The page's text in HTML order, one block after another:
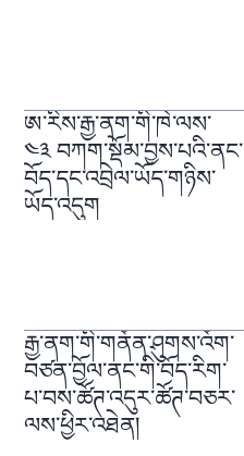
ཨ་རིས་རྒྱ་ནག་གི་ཁེ་ལས་
༤༣ བཀག་སྡོམ་བྱས་པའི་ནང་
བོད་དང་འབྲེལ་ཡོད་གཉིས་
ཡོད་འདུག
རྒྱ་ནག་གི་གནོན་ཤུགས་འོག་
བཙན་བྱོལ་ནང་གི་བོད་རིག་
པ་བས་ཚོཊ་འདུར་ཚོཊ་བཅར་
ལས་ཕྱིར་འཐེན།